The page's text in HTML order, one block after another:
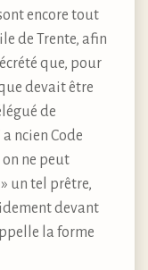
encore tout
de Trente, afin
que, pour
devait être
de
ncien Code
ne peut
un tel prêtre,
devant
la forme